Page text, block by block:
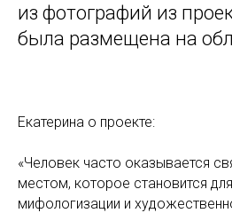
из фотографий из
была размещена на
Екатерина о проекте:
«Человек часто оказывается
местом, которое становится
мифологизации и